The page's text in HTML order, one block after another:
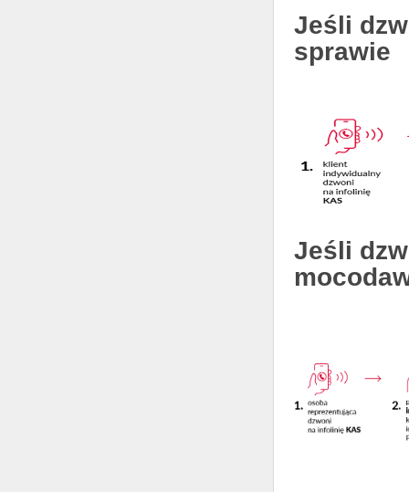
Jeśli
sprawie
Jeśli